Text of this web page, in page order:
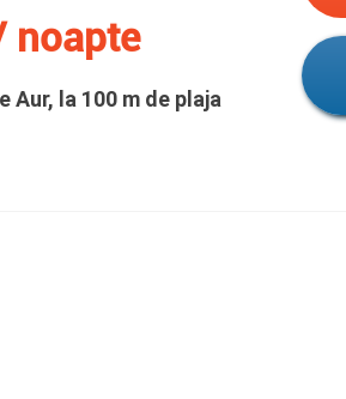
noapte
Aur, la 100 m de plaja